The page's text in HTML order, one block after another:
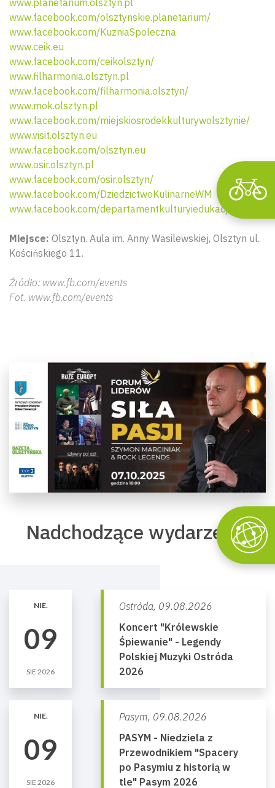
www.facebook.com/olsztynskie.planetarium/
www.facebook.com/KuzniaSpoleczna
www.ceik.eu
www.facebook.com/ceikolsztyn/
www.filharmonia.olsztyn.pl
www.facebook.com/filharmonia.olsztyn/
www.mok.olsztyn.pl
www.facebook.com/miejskiosrodekkulturywolsztynie/
www.visit.olsztyn.eu
www.facebook.com/olsztyn.eu
www.osir.olsztyn.pl
www.facebook.com/osir.olsztyn/
www.facebook.com/DziedzictwoKulinarneWM
www.facebook.com/departamentkulturyiedukacji
Miejsce: Olsztyn. Aula im. Anny Wasilewskiej, Olsztyn ul.
Kościńskiego 11.
Źródło: www.fb.com/events
Fot. www.fb.com/events
Nadchodzące wydarzenia
NIE.
09
SIE 2026
Ostróda, 09.08.2026
Koncert "Królewskie
Śpiewanie" - Legendy
Polskiej Muzyki Ostróda
2026
NIE.
09
SIE 2026
Pasym, 09.08.2026
PASYM - Niedziela z
Przewodnikiem "Spacery
po Pasymiu z historią w
tle" Pasym 2026